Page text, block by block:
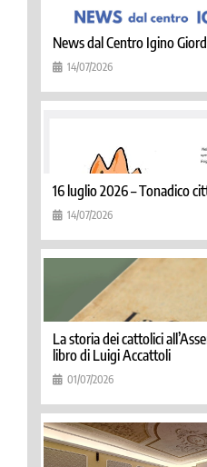
News dal Centro Igino
14/07/2026
16 luglio 2026 – Tonadico
14/07/2026
La storia dei cattolici
libro di Luigi Accattoli
01/07/2026